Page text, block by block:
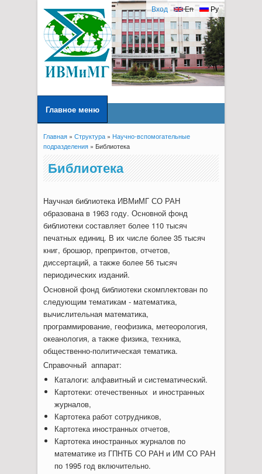
Ру
En
Вход
Главное меню
Вы здесь
Главная» Структура» Научно-вспомогательные
подразделения» Библиотека
Библиотека
Научная библиотека ИВМиМГ СО РАН
образована в 1963 году. Основной фонд
библиотеки составляет более 110 тысяч
печатных единиц. В их числе более 35 тысяч
книг, брошюр, препринтов, отчетов,
диссертаций, а также более 56 тысяч
периодических изданий.
Основной фонд библиотеки скомплектован по
следующим тематикам - математика,
вычислительная математика,
программирование, геофизика, метеорология,
океанология, а также физика, техника,
общественно-политическая тематика.
Справочный аппарат:
Каталоги: алфавитный и систематический.
Картотеки: отечественных и иностранных
журналов,
Картотека работ сотрудников,
Картотека иностранных отчетов,
Картотека иностранных журналов по
математике из ГПНТБ СО РАН и ИМ СО РАН
по 1995 год включительно.